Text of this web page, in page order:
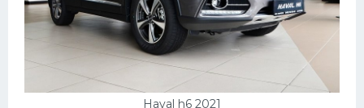
Haval h6 2021